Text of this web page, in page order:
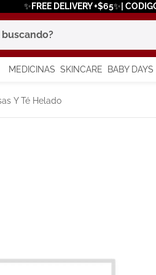
✨FREE DELIVERY +$65✨|
MEDICINAS SKINCARE BABY DAYS
Y Té Helado
más buscados